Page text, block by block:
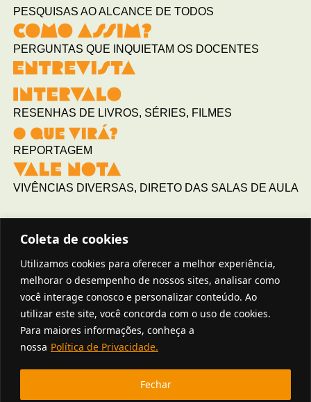
Coleta de cookies
Utilizamos cookies para oferecer a melhor experiência,
melhorar o desempenho de nossos sites, analisar como
você interage conosco e personalizar conteúdo. Ao
utilizar este site, você concorda com o uso de cookies.
Para maiores informações, conheça a
nossa Política de Privacidade.
Fechar
PESQUISAS AO ALCANCE DE TODOS
PERGUNTAS QUE INQUIETAM OS DOCENTES
RESENHAS DE LIVROS, SÉRIES, FILMES
REPORTAGEM
VIVÊNCIAS DIVERSAS, DIRETO DAS SALAS DE AULA